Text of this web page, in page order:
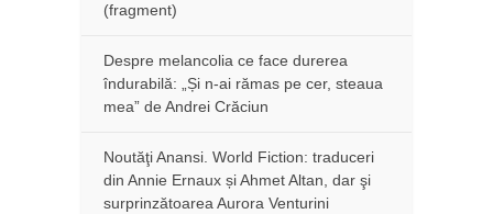
(fragment)
Despre melancolia ce face durerea
îndurabilă: „Și n-ai rămas pe cer, steaua
mea” de Andrei Crăciun
Noutăţi Anansi. World Fiction: traduceri
din Annie Ernaux și Ahmet Altan, dar şi
surprinzătoarea Aurora Venturini